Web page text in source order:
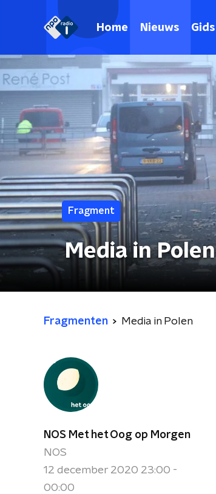
Home Nieuws Gids
Fragment
Media in Polen
Fragmenten Media in Polen
NOS Met het Oog op Morgen
NOS
12 december 2020 23:00 -
00:00